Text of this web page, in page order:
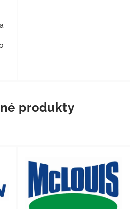
produkty